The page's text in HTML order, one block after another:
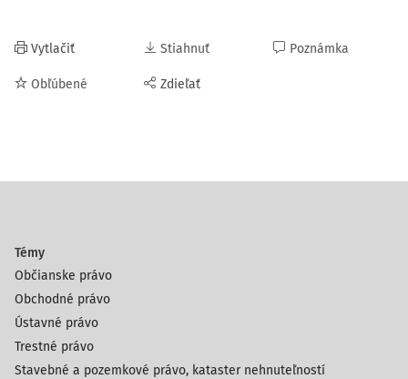
Vytlačiť
Obľúbené
Stiahnuť
Zdieľať
Poznámka
Témy
Občianske právo
Obchodné právo
Ústavné právo
Trestné právo
Stavebné a pozemkové právo, kataster nehnuteľností